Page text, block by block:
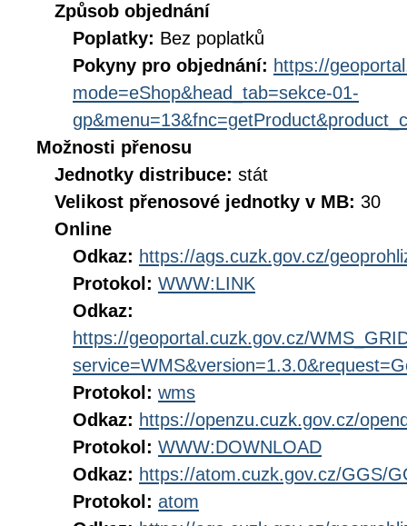
Způsob objednání
Poplatky: Bez poplatků
Pokyny pro objednání: https://
mode=eShop&head_tab=sekce-01-
Možnosti přenosu
Jednotky distribuce: stát
Velikost přenosové jednotky v MB: 30
Online
Odkaz: https://ags.cuzk.gov.cz/
Protokol: WWW:LINK
Odkaz:
https://geoportal.cuzk.gov.cz/
Protokol: wms
Odkaz: https://openzu.cuzk.gov.cz/
Protokol: WWW:DOWNLOAD
Odkaz: https://atom.cuzk.gov.cz/GGS/
Protokol: atom